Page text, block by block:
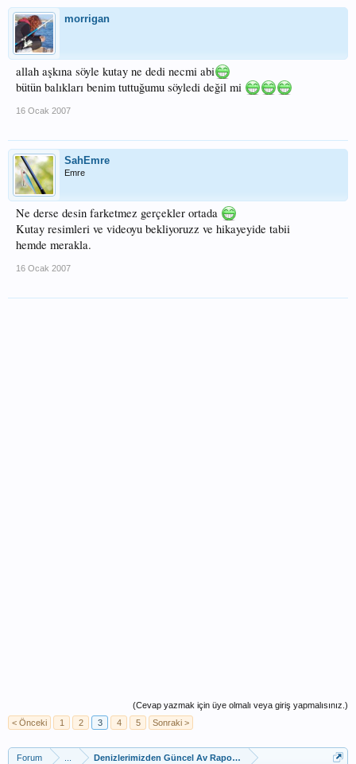
morrigan
allah aşkına söyle kutay ne dedi necmi abi
bütün balıkları benim tuttuğumu söyledi değil mi
16 Ocak 2007
SahEmre
Emre
Ne derse desin farketmez gerçekler ortada
Kutay resimleri ve videoyu bekliyoruzz ve hikayeyide tabii
hemde merakla.
16 Ocak 2007
(Cevap yazmak için üye olmalı veya giriş yapmalısınız.)
< Önceki
1 2 3 4 5 Sonraki >
Forum Denizlerimizden Güncel Av Raporları